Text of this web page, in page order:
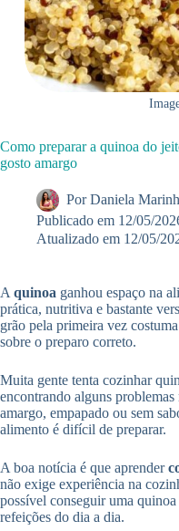
Como preparar a quinoa do
gosto amargo
Por Daniela
Publicado em 12/05/
Atualizado em 12/05/
A quinoa ganhou espaço na
prática, nutritiva e bastante
grão pela primeira vez
sobre o preparo correto.
Muita gente tenta cozinhar
encontrando alguns
amargo, empapado ou sem
alimento é difícil de preparar.
A boa notícia é que aprender
não exige experiência na
possível conseguir uma
refeições do dia a dia.